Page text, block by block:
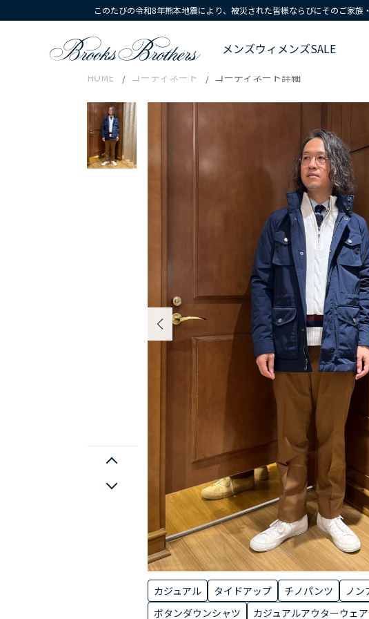
このたびの令和8年熊本地震により、被災された皆様ならびにそのご家
メンズウィメンズSALE
HOME コーディネート コーディネート詳細
カジュアル タイドアップ チノパンツ
ノン
ボタンダウンシャツ
カジュアルアウターウェア